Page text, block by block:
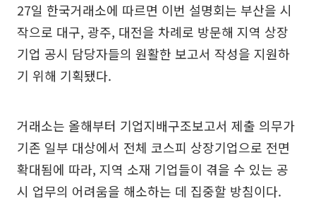
27일 한국거래소에 따르면 이번 설명회는 부산을 시
작으로 대구, 광주, 대전을 차례로 방문해 지역 상장
기업 공시 담당자들의 원활한 보고서 작성을 지원하
기 위해 기획됐다.
거래소는 올해부터 기업지배구조보고서 제출 의무가
기존 일부 대상에서 전체 코스피 상장기업으로 전면
확대됨에 따라, 지역 소재 기업들이 겪을 수 있는 공
시 업무의 어려움을 해소하는 데 집중할 방침이다.